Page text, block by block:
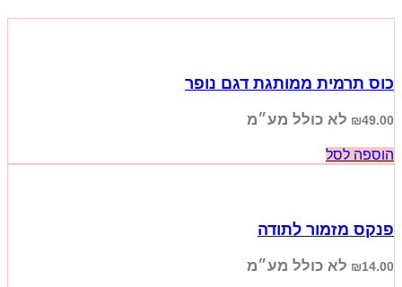
כוס תרמית ממותגת דגם נופר
₪49.00 לא כולל מע״מ
הוספה לסל
פנקס מזמור לתודה
₪14.00 לא כולל מע״מ